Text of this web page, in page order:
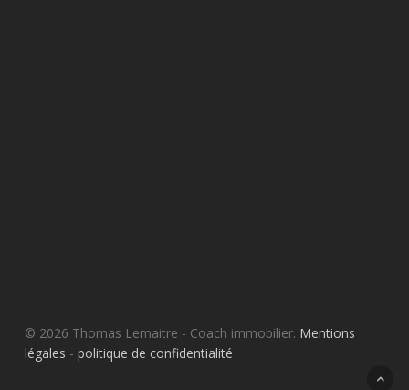
© 2026 Thomas Lemaitre - Coach immobilier. Mentions
légales - politique de confidentialité